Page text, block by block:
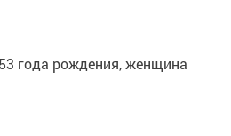
года рождения, женщина